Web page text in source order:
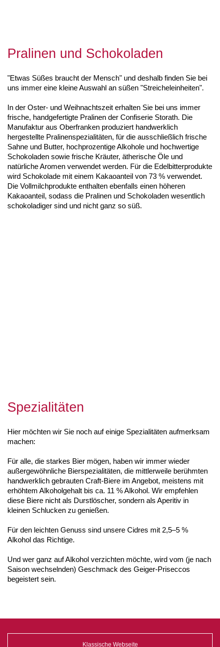
Pralinen und Schokoladen
"Etwas Süßes braucht der Mensch" und deshalb finden Sie bei
uns immer eine kleine Auswahl an süßen "Streicheleinheiten".
In der Oster- und Weihnachtszeit erhalten Sie bei uns immer
frische, handgefertigte Pralinen der Confiserie Storath. Die
Manufaktur aus Oberfranken produziert handwerklich
hergestellte Pralinenspezialitäten, für die ausschließlich frische
Sahne und Butter, hochprozentige Alkohole und hochwertige
Schokoladen sowie frische Kräuter, ätherische Öle und
natürliche Aromen verwendet werden. Für die Edelbitterprodukte
wird Schokolade mit einem Kakaoanteil von 73 % verwendet.
Die Vollmilchprodukte enthalten ebenfalls einen höheren
Kakaoanteil, sodass die Pralinen und Schokoladen wesentlich
schokoladiger sind und nicht ganz so süß.
Spezialitäten
Hier möchten wir Sie noch auf einige Spezialitäten aufmerksam
machen:
Für alle, die starkes Bier mögen, haben wir immer wieder
außergewöhnliche Bierspezialitäten, die mittlerweile berühmten
handwerklich gebrauten Craft-Biere im Angebot, meistens mit
erhöhtem Alkoholgehalt bis ca. 11 % Alkohol. Wir empfehlen
diese Biere nicht als Durstlöscher, sondern als Aperitiv in
kleinen Schlucken zu genießen.
Für den leichten Genuss sind unsere Cidres mit 2,5–5 %
Alkohol das Richtige.
Und wer ganz auf Alkohol verzichten möchte, wird vom (je nach
Saison wechselnden) Geschmack des Geiger-Priseccos
begeistert sein.
Klassische Webseite